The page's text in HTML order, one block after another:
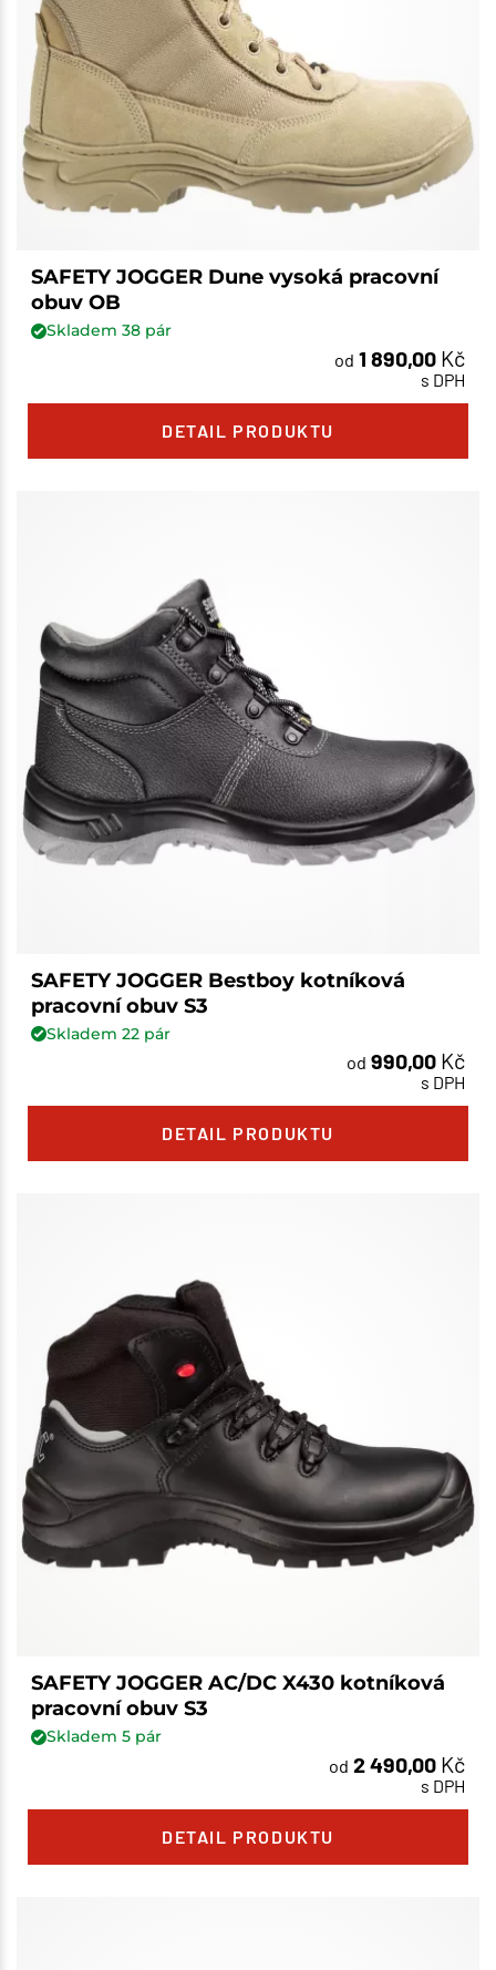
SAFETY JOGGER Dune vysoká pracovní
obuv OB
Skladem 38pár
od 1 890,00 Kč
s DPH
DETAIL PRODUKTU
SAFETY JOGGER Bestboy kotníková
pracovní obuv S3
Skladem 22pár
od 990,00 Kč
s DPH
DETAIL PRODUKTU
SAFETY JOGGER AC/DC X430 kotníková
pracovní obuv S3
Skladem 5pár
od 2 490,00 Kč
s DPH
DETAIL PRODUKTU